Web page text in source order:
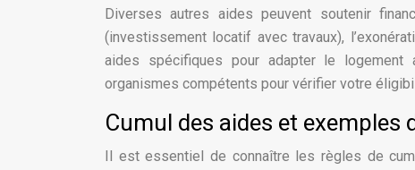
Diverses autres aides peuvent soutenir
(investissement locatif avec travaux),
aides spécifiques pour adapter le logement
organismes compétents pour vérifier votre
Cumul des aides et exemples
Il est essentiel de connaître les règles de